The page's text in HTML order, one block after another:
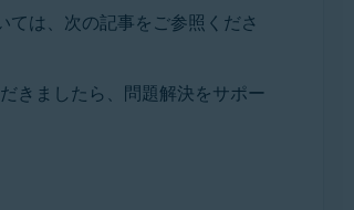
は、次の記事をご参照くださ
きましたら、問題解決をサポー